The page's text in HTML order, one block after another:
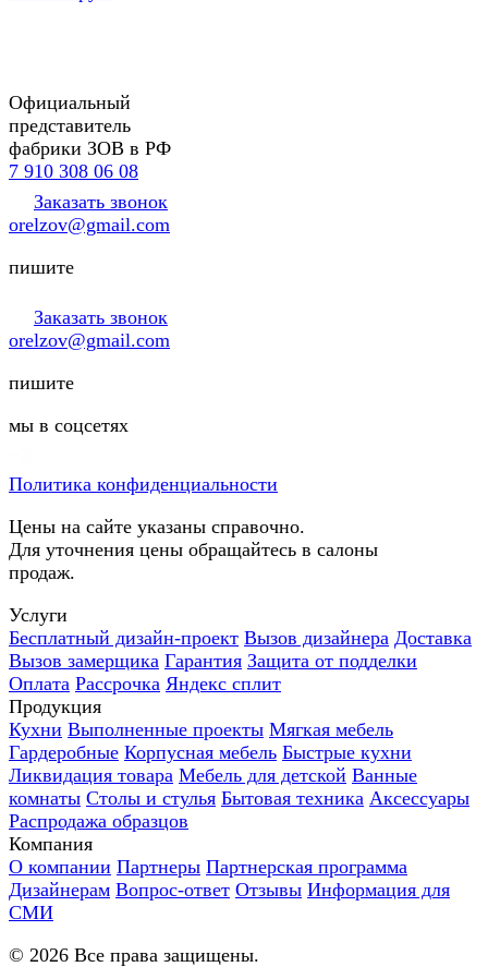
Официальный
представитель
фабрики ЗОВ в РФ
7 910 308 06 08
Заказать звонок
orelzov@gmail.com
пишите
Заказать звонок
orelzov@gmail.com
пишите
мы в соцсетях
Политика конфиденциальности
Цены на сайте указаны справочно.
Для уточнения цены обращайтесь в салоны
продаж.
Услуги
Бесплатный дизайн-проект Вызов дизайнера Доставка
Вызов замерщика Гарантия Защита от подделки
Оплата Рассрочка Яндекс сплит
Продукция
Кухни Выполненные проекты Мягкая мебель
Гардеробные Корпусная мебель Быстрые кухни
Ликвидация товара Мебель для детской Ванные
комнаты Столы и стулья Бытовая техника Аксессуары
Распродажа образцов
Компания
О компании Партнеры Партнерская программа
Дизайнерам Вопрос-ответ Отзывы Информация для
СМИ
© 2026 Все права защищены.